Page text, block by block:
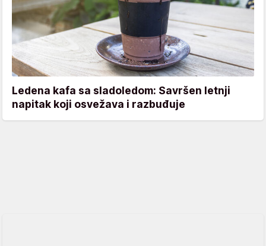
Ledena kafa sa sladoledom: Savršen letnji
napitak koji osvežava i razbuđuje